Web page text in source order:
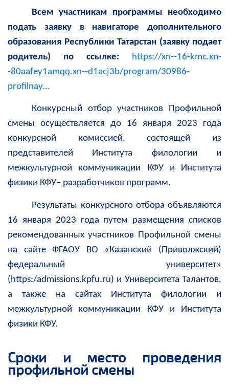
Всем участникам программы необходимо
подать заявку в навигаторе дополнительного
образования Республики Татарстан (заявку подает
родитель) по ссылке:
https://xn--16-kmc.xn-
-80aafey1amqq.xn--d1acj3b/program/30986-
profilnay…
Конкурсный отбор участников Профильной
смены осуществляется до 16 января 2023 года
конкурсной комиссией, состоящей из
представителей Института филологии и
межкультурной коммуникации КФУ и Института
физики КФУ– разработчиков программ.
Результаты конкурсного отбора объявляются
16 января 2023 года путем размещения списков
рекомендованных участников Профильной смены
на сайте ФГАОУ ВО «Казанский (Приволжский)
федеральный университет»
(https:/admissions.kpfu.ru) и Университета Талантов,
а также на сайтах Института филологии и
межкультурной коммуникации КФУ и Института
физики КФУ.
Сроки и место проведения
профильной смены